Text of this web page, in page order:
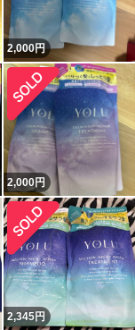
2,000円
2,000円
2,345円